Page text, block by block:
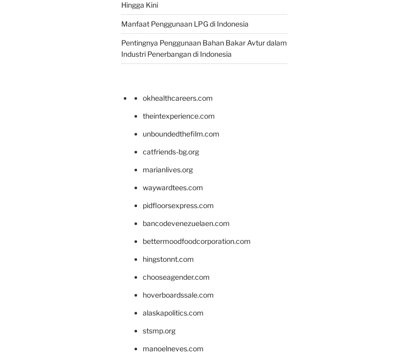
Hingga Kini
Manfaat Penggunaan LPG di Indonesia
Pentingnya Penggunaan Bahan Bakar Avtur dalam
Industri Penerbangan di Indonesia
okhealthcareers.com
theintexperience.com
unboundedthefilm.com
catfriends-bg.org
marianlives.org
waywardtees.com
pidfloorsexpress.com
bancodevenezuelaen.com
bettermoodfoodcorporation.com
hingstonnt.com
chooseagender.com
hoverboardssale.com
alaskapolitics.com
stsmp.org
manoelneves.com